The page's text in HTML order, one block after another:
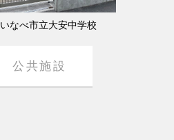
いなべ市立大安中学校
公共施設